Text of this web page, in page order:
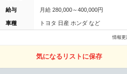
給与 月給 280,000～400,000円
車種 トヨタ 日産 ホンダ など
情報更
気になるリストに保存